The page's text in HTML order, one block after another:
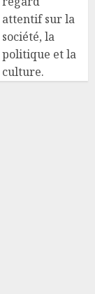
attentif sur la
société, la
politique et la
culture.